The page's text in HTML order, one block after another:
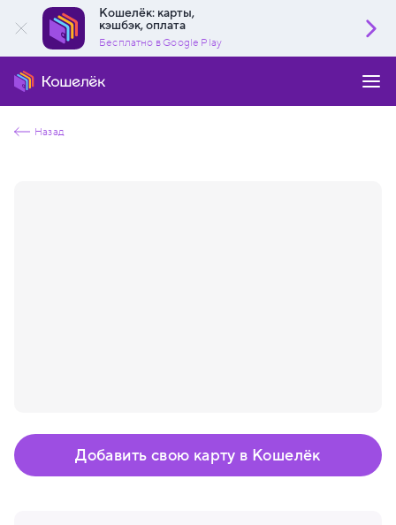
Кошелёк: карты,
кэшбэк, оплата
Бесплатно в Google Play
Назад
Добавить свою карту в Кошелёк